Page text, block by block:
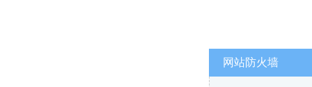
网站防火墙